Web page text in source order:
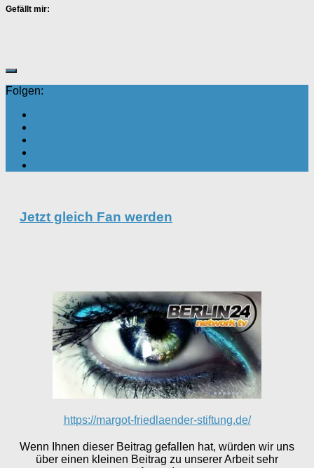
Gefällt mir:
Folgen:
Jetzt gleich Fan werden
https://margot-friedlaender-stiftung.de/
Wenn Ihnen dieser Beitrag gefallen hat, würden wir uns
über einen kleinen Beitrag zu unserer Arbeit sehr